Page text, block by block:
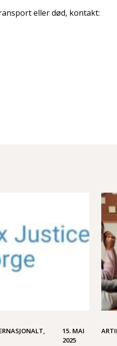
eller død, kontakt:
15. MAI
2025